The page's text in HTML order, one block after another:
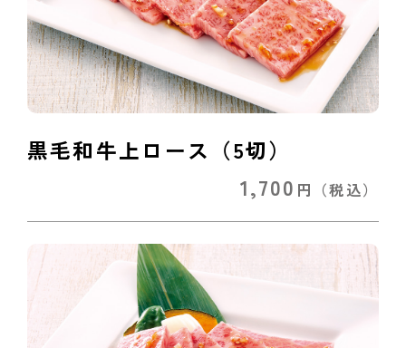
黒毛和牛上ロース（5切）
1,700 円 （税込）